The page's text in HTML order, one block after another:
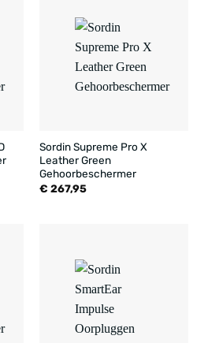
Sordin Supreme Pro X
Leather Green
Gehoorbeschermer
€ 267,95